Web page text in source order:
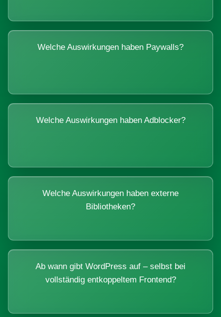
Welche Auswirkungen haben Paywalls?
Welche Auswirkungen haben Adblocker?
Welche Auswirkungen haben externe
Bibliotheken?
Ab wann gibt WordPress auf – selbst bei
vollständig entkoppeltem Frontend?